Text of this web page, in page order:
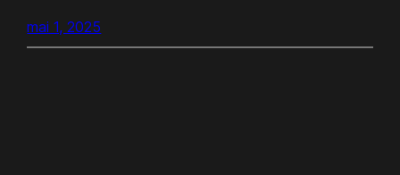
mai 1, 2025